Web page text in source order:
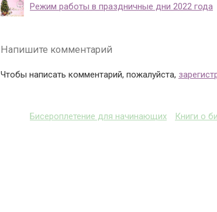
Режим работы в праздничные дни 2022 года
Напишите комментарий
Чтобы написать комментарий, пожалуйста,
Бисероплетение для начинающих Книги о